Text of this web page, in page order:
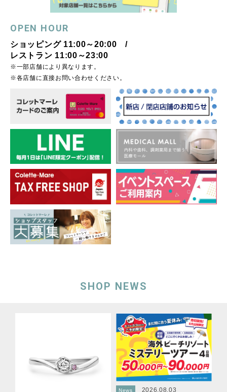
OPEN HOUR
ショッピング 11:00～20:00 /
レストラン 11:00～23:00
※一部店舗により異なります。
※各店舗に直接お問い合わせください。
SHOP NEWS
News 2026.08.03